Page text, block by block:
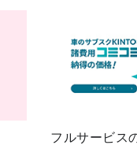
フルサービス